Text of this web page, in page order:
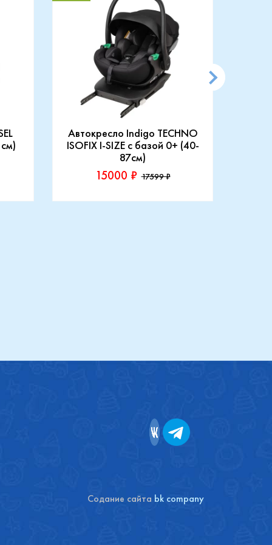
Автокресло Indigo TECHNO
ISOFIX I-SIZE c базой 0+ (40-
87см)
15000 ₽ 17599 ₽
Производитель::
Содание сайта bk company